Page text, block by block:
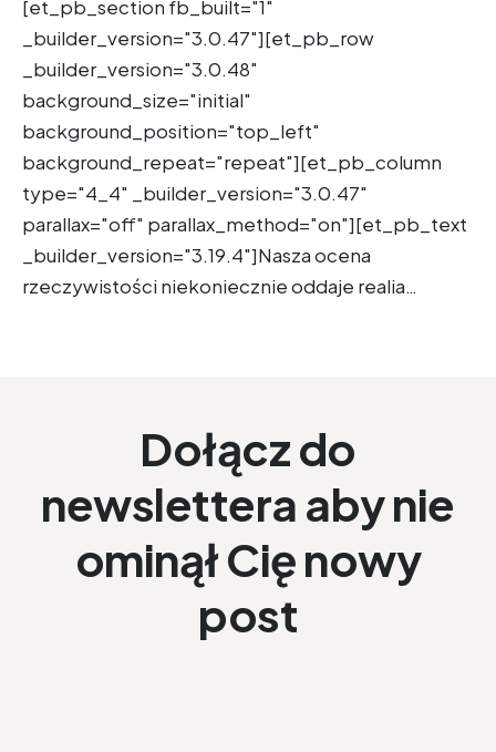
[et_pb_section fb_built="1"
_builder_version="3.0.47"][et_pb_row
_builder_version="3.0.48"
background_size="initial"
background_position="top_left"
background_repeat="repeat"][et_pb_column
type="4_4" _builder_version="3.0.47"
parallax="off" parallax_method="on"][et_pb_text
_builder_version="3.19.4"]Nasza ocena
rzeczywistości niekoniecznie oddaje realia…
Dołącz do
newslettera aby nie
ominął Cię nowy
post